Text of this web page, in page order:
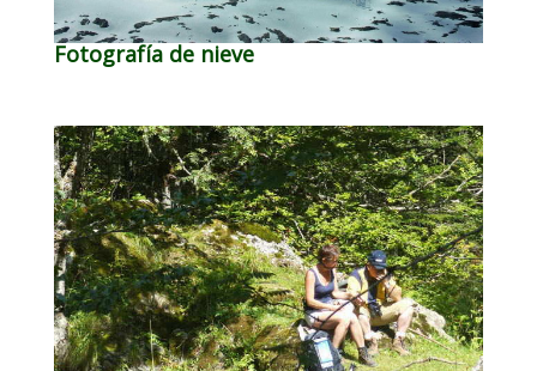
Fotografía de nieve